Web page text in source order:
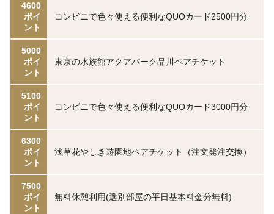
4600
ポイ
ント
コンビニで色々使える便利なQUOカード2500円分
5000
ポイ
ント
東京の水族館アクアパーク品川ペアチケット
5100
ポイ
ント
コンビニで色々使える便利なQUOカード3000円分
6300
ポイ
ント
浅草花やしき遊園地ペアチケット（注文発注交換）
7500
ポイ
ント
無料休憩利用(選別部屋の平日基本料金分無料)